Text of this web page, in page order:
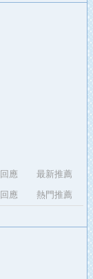
應
最新推薦
應 熱門推薦